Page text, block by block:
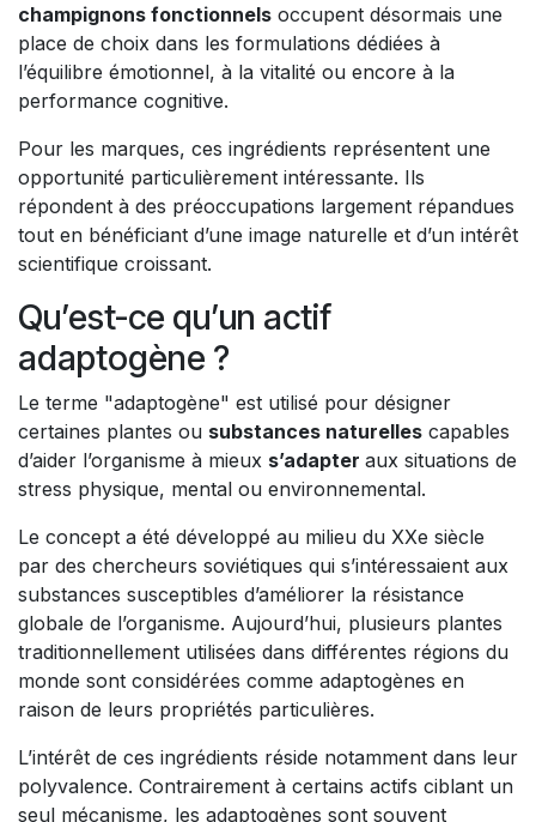
champignons fonctionnels occupent désormais une
place de choix dans les formulations dédiées à
l’équilibre émotionnel, à la vitalité ou encore à la
performance cognitive.
Pour les marques, ces ingrédients représentent une
opportunité particulièrement intéressante. Ils
répondent à des préoccupations largement répandues
tout en bénéficiant d’une image naturelle et d’un intérêt
scientifique croissant.
Qu’est-ce qu’un actif
adaptogène ?
Le terme "adaptogène" est utilisé pour désigner
certaines plantes ou substances naturelles capables
d’aider l’organisme à mieux s’adapter aux situations de
stress physique, mental ou environnemental.
Le concept a été développé au milieu du XXe siècle
par des chercheurs soviétiques qui s’intéressaient aux
substances susceptibles d’améliorer la résistance
globale de l’organisme. Aujourd’hui, plusieurs plantes
traditionnellement utilisées dans différentes régions du
monde sont considérées comme adaptogènes en
raison de leurs propriétés particulières.
L’intérêt de ces ingrédients réside notamment dans leur
polyvalence. Contrairement à certains actifs ciblant un
seul mécanisme, les adaptogènes sont souvent